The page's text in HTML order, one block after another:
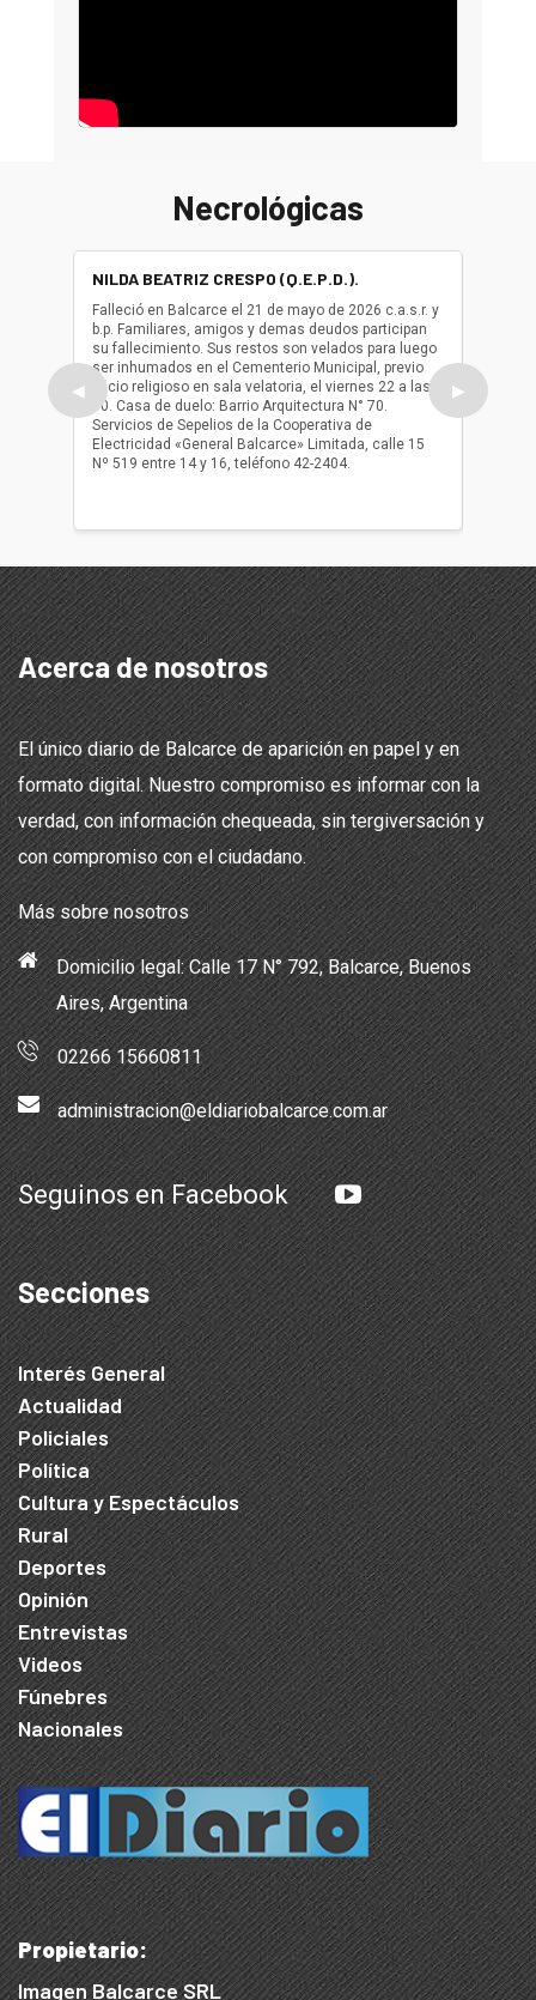
Necrológicas
◀
NILDA BEATRIZ CRESPO (Q.E.P.D.).
Falleció en Balcarce el 21 de mayo de 2026 c.a.s.r. y
b.p. Familiares, amigos y demas deudos participan
su fallecimiento. Sus restos son velados para luego
ser inhumados en el Cementerio Municipal, previo
oficio religioso en sala velatoria, el viernes 22 a las
10. Casa de duelo: Barrio Arquitectura N° 70.
Servicios de Sepelios de la Cooperativa de
Electricidad «General Balcarce» Limitada, calle 15
Nº 519 entre 14 y 16, teléfono 42-2404.
ser
oficio
▶
Acerca de nosotros
El único diario de Balcarce de aparición en papel y en
formato digital. Nuestro compromiso es informar con la
verdad, con información chequeada, sin tergiversación y
con compromiso con el ciudadano.
Más sobre nosotros
Domicilio legal: Calle 17 N° 792, Balcarce, Buenos
Aires, Argentina
02266 15660811
administracion@eldiariobalcarce.com.ar
Seguinos en Facebook
Secciones
Interés General
Actualidad
Policiales
Política
Cultura y Espectáculos
Rural
Deportes
Opinión
Entrevistas
Videos
Fúnebres
Nacionales
Propietario:
Imagen Balcarce SRL